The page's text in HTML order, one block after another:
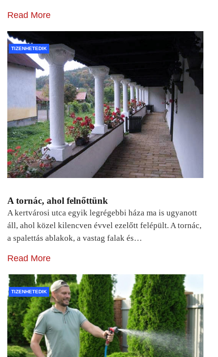
Read More
TIZENHETEDIK
A tornác, ahol felnőttünk
A kertvárosi utca egyik legrégebbi háza ma is ugyanott
áll, ahol közel kilencven évvel ezelőtt felépült. A tornác,
a spalettás ablakok, a vastag falak és…
Read More
TIZENHETEDIK